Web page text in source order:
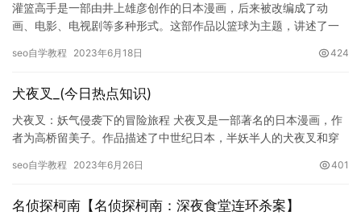
灌篮高手是一部由井上雄彦创作的日本漫画，后来被改编成了动
画、电影、电视剧等多种形式。这部作品以篮球为主题，讲述了一
己的篮球…
seo自学教程 2023年6月18日 424
犬夜叉_(今日热点知识)
犬夜叉：妖气侵袭下的冒险旅程 犬夜叉是一部著名的日本漫画，作
者为高桥留美子。作品描述了中世纪日本，半妖半人的犬夜叉和穿
涡和…
seo自学教程 2023年6月26日 401
名侦探柯南【名侦探柯南：深夜食堂连环杀案】